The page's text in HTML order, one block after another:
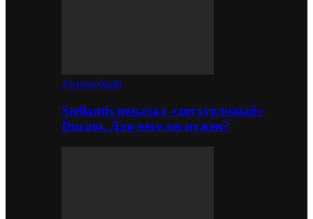
Автомобили
Stellantis показал «двухголовый»
Ducato. Для чего он нужен?